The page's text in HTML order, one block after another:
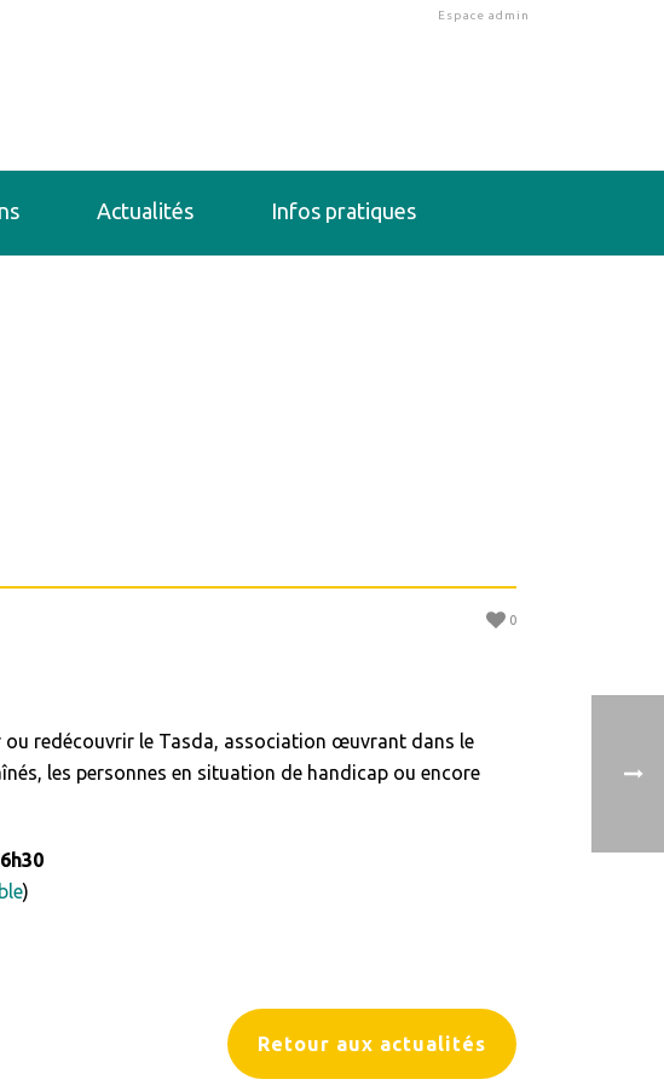
Espace admin
Actualités Infos pratiques
0
Retour aux actualités
ou redécouvrir le Tasda, association œuvrant dans le
les personnes en situation de handicap ou encore
)